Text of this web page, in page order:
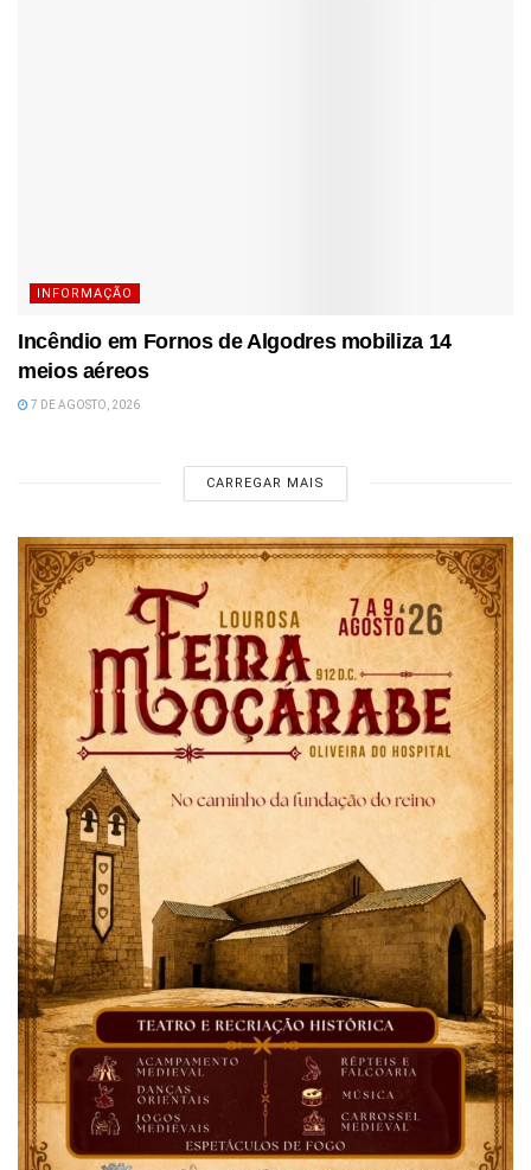
INFORMAÇÃO
Incêndio em Fornos de Algodres mobiliza 14
meios aéreos
7 DE AGOSTO, 2026
CARREGAR MAIS